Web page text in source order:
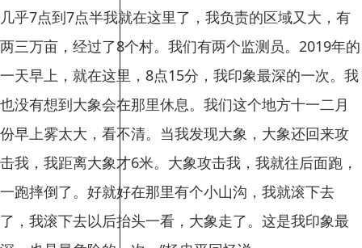
几乎7点到7点半我就在这里了，我负责的区域又大，有
两三万亩，经过了8个村。我们有两个监测员。2019年的
一天早上，就在这里，8点15分，我印象最深的一次。我
也没有想到大象会在那里休息。我们这个地方十一二月
份早上雾太大，看不清。当我发现大象，大象还回来攻
击我，我距离大象才6米。大象攻击我，我就往后面跑，
一跑摔倒了。好就好在那里有个小山沟，我就滚下去
了，我滚下去以后抬头一看，大象走了。这是我印象最